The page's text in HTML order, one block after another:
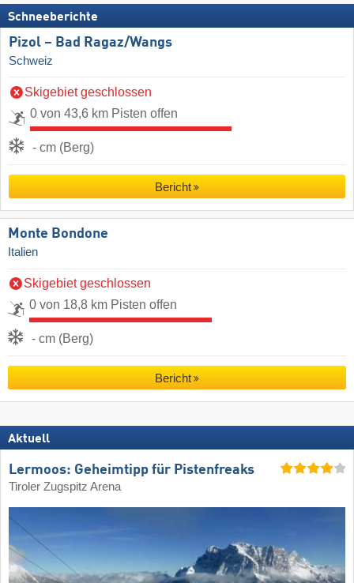
Schneeberichte
Pizol – Bad Ragaz/​Wangs
Schweiz
Skigebiet geschlossen
0 von 43,6 km Pisten offen
- cm (Berg)
Bericht
Monte Bondone
Italien
Skigebiet geschlossen
0 von 18,8 km Pisten offen
- cm (Berg)
Bericht
Aktuell
Lermoos: Geheimtipp für Pistenfreaks
Tiroler Zugspitz Arena